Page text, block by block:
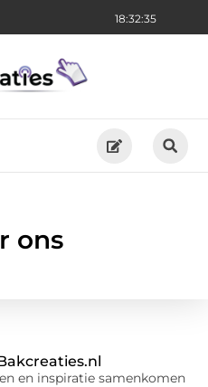
18:32:35
ons
en inspiratie samenkomen